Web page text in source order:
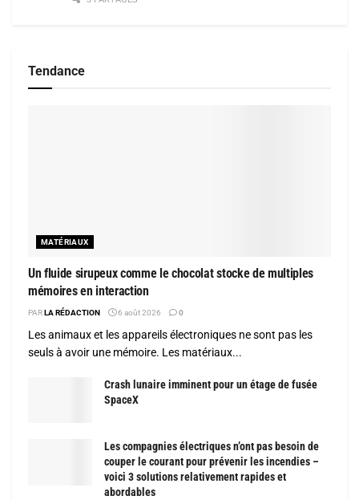
Tendance
MATÉRIAUX
Un fluide sirupeux comme le chocolat stocke de multiples
mémoires en interaction
PARLA RÉDACTION 6 août 2026 0
Les animaux et les appareils électroniques ne sont pas les
seuls à avoir une mémoire. Les matériaux...
Crash lunaire imminent pour un étage de fusée
SpaceX
Les compagnies électriques n’ont pas besoin de
couper le courant pour prévenir les incendies –
voici 3 solutions relativement rapides et
abordables